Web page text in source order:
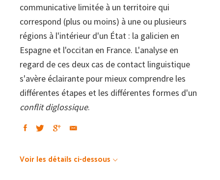
en
Espagne
et
l'occitan
en
France
communicative limitée à un territoire qui
correspond (plus ou moins) à une ou plusieurs
régions à l'intérieur d'un État : la galicien en
Espagne et l'occitan en France. L'analyse en
regard de ces deux cas de contact linguistique
s'avère éclairante pour mieux comprendre les
différentes étapes et les différentes formes d'un
conflit diglossique.
Voir les détails ci-dessous